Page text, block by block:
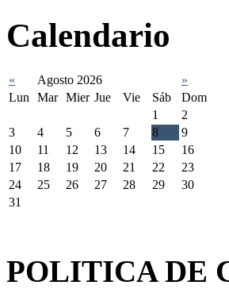
Calendario
« Agosto 2026
»
Lun
Mar Mier Jue Vie Sáb
Dom
1
2
3
4 5 6 7 8
9
10
11 12 13 14 15
16
17
18 19 20 21 22
23
24
25 26 27 28 29
30
31
POLITICA DE